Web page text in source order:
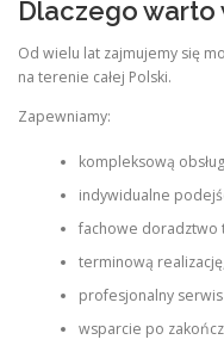
Dlaczego warto
Od wielu lat zajmujemy się
na terenie całej Polski.
Zapewniamy:
kompleksową
indywidualne
fachowe doradztwo
terminową realizację,
profesjonalny
wsparcie po